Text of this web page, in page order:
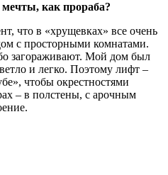
как прораба?
что в «хрущевках» все очень
с просторными комнатами.
загораживают. Мой дом был
и легко. Поэтому лифт –
чтобы окрестностями
– в полстены, с арочным